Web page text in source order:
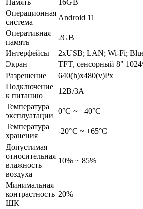
Операционная
система
Android 11
Оперативная
память
2GB
Интерфейсы
2xUSB; LAN; Wi-Fi;
Экран
TFT, сенсорный 8"
Разрешение
640(h)х480(v)Px
Подключение
к питанию
12В/3А
Температура
эксплуатации
0°C ~ +40°C
Температура
хранения
-20°С ~ +65°С
Допустимая
относительная
влажность
воздуха
10% ~ 85%
Минимальная
контрастность
ШК
20%